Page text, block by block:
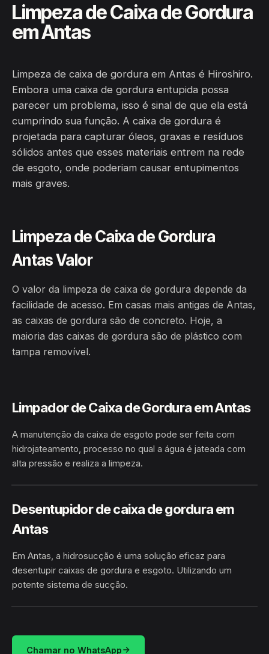
Limpeza de Caixa de Gordura
em Antas
Limpeza de caixa de gordura em Antas é Hiroshiro.
Embora uma caixa de gordura entupida possa
parecer um problema, isso é sinal de que ela está
cumprindo sua função. A caixa de gordura é
projetada para capturar óleos, graxas e resíduos
sólidos antes que esses materiais entrem na rede
de esgoto, onde poderiam causar entupimentos
mais graves.
Limpeza de Caixa de Gordura
Antas Valor
O valor da limpeza de caixa de gordura depende da
facilidade de acesso. Em casas mais antigas de Antas,
as caixas de gordura são de concreto. Hoje, a
maioria das caixas de gordura são de plástico com
tampa removível.
Limpador de Caixa de Gordura em Antas
A manutenção da caixa de esgoto pode ser feita com
hidrojateamento, processo no qual a água é jateada com
alta pressão e realiza a limpeza.
HIDROJATEAMENTO
Desentupidor de caixa de gordura em
Antas
Em Antas, a hidrosucção é uma solução eficaz para
desentupir caixas de gordura e esgoto. Utilizando um
potente sistema de sucção.
HIDROSUCÇÃO
Chamar no WhatsApp